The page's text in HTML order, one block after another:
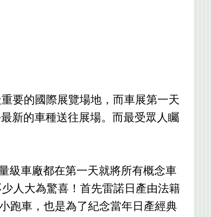
要的國際展覽場地，而車展第一天
新的車種送往展場。而最受眾人矚
級車廠都在第一天就將所有概念車
人大為驚喜！首先雷諾日產由法籍
跑車，也是為了紀念當年日產經典